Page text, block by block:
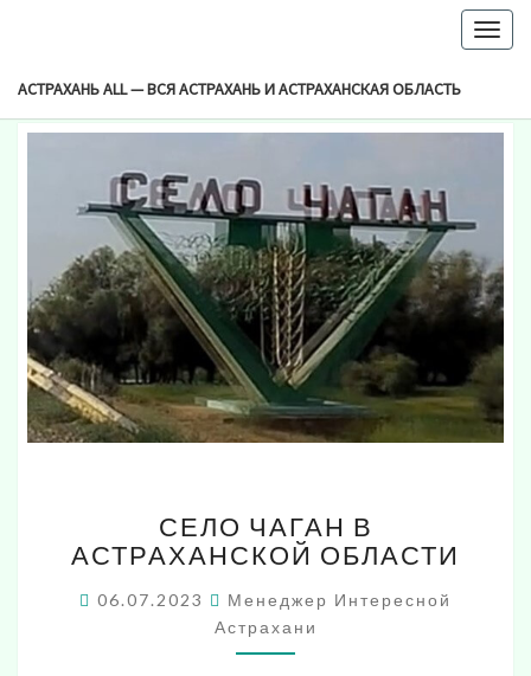
АСТРАХАНЬ ALL — ВСЯ АСТРАХАНЬ И АСТРАХАНСКАЯ ОБЛАСТЬ
Метка:Село Чаган
ЧАГАН
В
ОБЛАСТИ
СЕЛО ЧАГАН В
АСТРАХАНСКОЙ ОБЛАСТИ
06.07.2023
Менеджер Интересной
Астрахани